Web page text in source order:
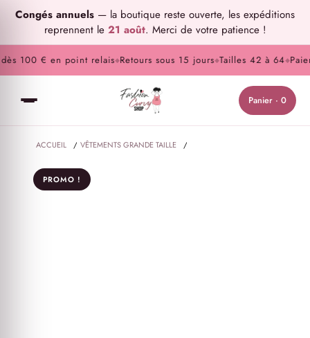
Congés annuels — la boutique reste ouverte, les expéditions
reprennent le 21 août. Merci de votre patience !
100 € en point relais◆Retours sous 15 jours◆ Tailles 42 à 64 ◆
Panier · 0
ACCUEIL / VÊTEMENTS GRANDE TAILLE
/
ROBE BRODÉE TRANSPARENTE ROSE
PROMO !